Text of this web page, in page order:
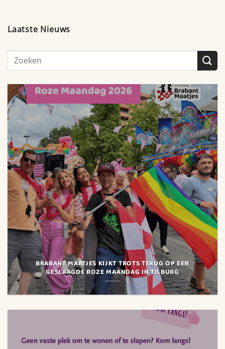
Laatste Nieuws
BRABANT MAATJES KIJKT TROTS TERUG OP EEN
GESLAAGDE ROZE MAANDAG IN TILBURG